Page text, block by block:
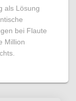
als Lösung
bei Flaute
Million